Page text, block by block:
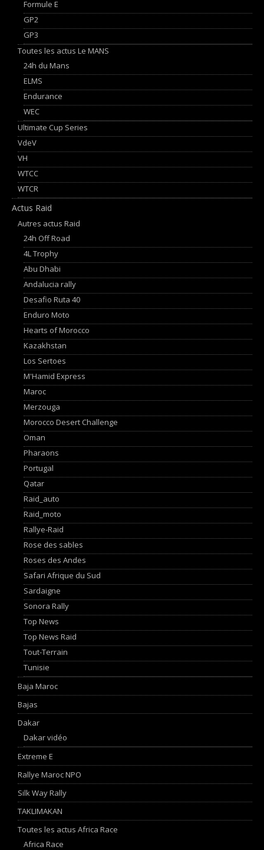
Formule E
GP2
GP3
Toutes les actus Le MANS
24h du Mans
ELMS
Endurance
WEC
Ultimate Cup Series
VdeV
VH
WTCC
WTCR
Actus Raid
Autres actus Raid
24h Off Road
4L Trophy
Abu Dhabi
Andalucia rally
Desafio Ruta 40
Enduro Moto
Hearts of Morocco
Kazakhstan
Los Sertoes
M'Hamid Express
Maroc
Merzouga
Morocco Desert Challenge
Oman
Pharaons
Portugal
Qatar
Raid_auto
Raid_moto
Rallye-Raid
Rose des sables
Roses des Andes
Safari Afrique du Sud
Sardaigne
Sonora Rally
Top News
Top News Raid
Tout-Terrain
Tunisie
Baja Maroc
Bajas
Dakar
Dakar vidéo
Extreme E
Rallye Maroc NPO
Silk Way Rally
TAKLIMAKAN
Toutes les actus Africa Race
Africa Race